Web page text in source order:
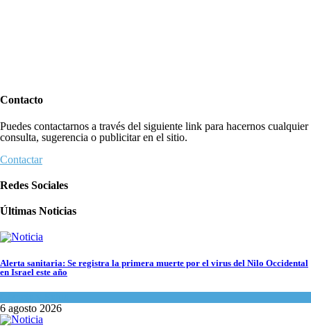
Contacto
Puedes contactarnos a través del siguiente link para hacernos cualquier
consulta, sugerencia o publicitar en el sitio.
Contactar
Redes Sociales
Últimas Noticias
Alerta sanitaria: Se registra la primera muerte por el virus del Nilo Occidental
en Israel este año
6 agosto 2026